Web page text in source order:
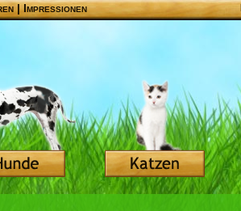
|Impressionen